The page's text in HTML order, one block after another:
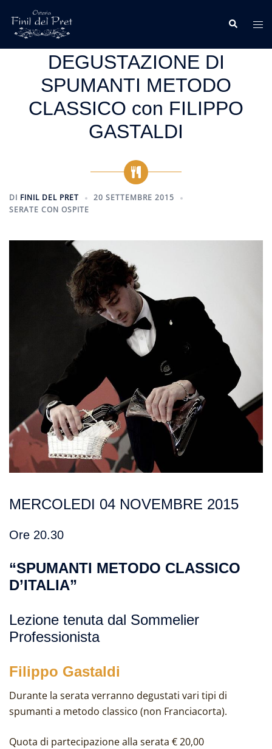
contenuto
Cerca
DEGUSTAZIONE DI
SPUMANTI METODO
CLASSICO con FILIPPO
GASTALDI
DI FINIL DEL PRET
20 SETTEMBRE 2015
SERATE CON OSPITE
MERCOLEDI 04 NOVEMBRE 2015
Ore 20.30
“SPUMANTI METODO CLASSICO
D’ITALIA”
Lezione tenuta dal Sommelier
Professionista
Filippo Gastaldi
Durante la serata verranno degustati vari tipi di
spumanti a metodo classico (non Franciacorta).
Quota di partecipazione alla serata € 20,00